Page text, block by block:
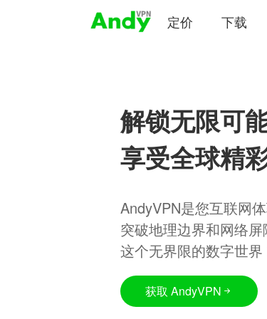
定价 下载
解锁无限可
享受全球精
AndyVPN是您互联网
突破地理边界和网络
这个无界限的数字世界
获取 AndyVPN